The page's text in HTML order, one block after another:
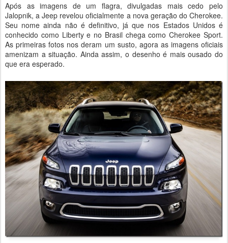
Após as imagens de um flagra, divulgadas mais cedo pelo
Jalopnik, a Jeep revelou oficialmente a nova geração do Cherokee.
Seu nome ainda não é definitivo, já que nos Estados Unidos é
conhecido como Liberty e no Brasil chega como Cherokee Sport.
As primeiras fotos nos deram um susto, agora as imagens oficiais
amenizam a situação. Ainda assim, o desenho é mais ousado do
que era esperado.